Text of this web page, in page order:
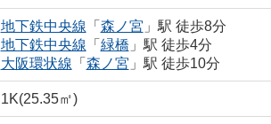
地下鉄中央線 「 森ノ宮 」駅 徒歩8分
地下鉄中央線 「 緑橋 」駅 徒歩4分
大阪環状線 「 森ノ宮 」駅 徒歩10分
1K(25.35㎡)